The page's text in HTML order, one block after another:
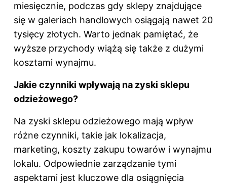
miesięcznie, podczas gdy sklepy znajdujące
się w galeriach handlowych osiągają nawet 20
tysięcy złotych. Warto jednak pamiętać, że
wyższe przychody wiążą się także z dużymi
kosztami wynajmu.
Jakie czynniki wpływają na zyski sklepu
odzieżowego?
Na zyski sklepu odzieżowego mają wpływ
różne czynniki, takie jak lokalizacja,
marketing, koszty zakupu towarów i wynajmu
lokalu. Odpowiednie zarządzanie tymi
aspektami jest kluczowe dla osiągnięcia